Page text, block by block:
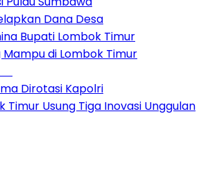
Dana Desa
Bupati Lombok Timur
Mampu di Lombok Timur
Dirotasi Kapolri
Timur Usung Tiga Inovasi Unggulan